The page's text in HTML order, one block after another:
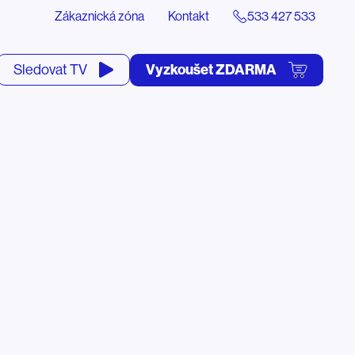
Zákaznická zóna Kontakt 533 427 533
Sledovat TV Vyzkoušet ZDARMA